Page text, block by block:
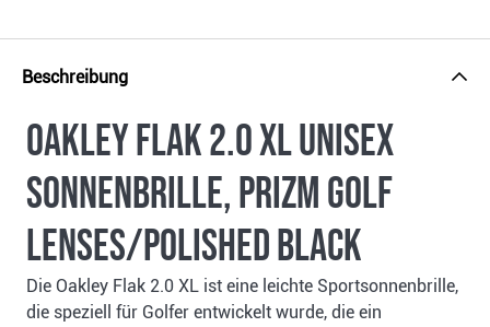
Beschreibung
Oakley Flak 2.0 XL Unisex
Sonnenbrille, Prizm Golf
Lenses/Polished Black
Die Oakley Flak 2.0 XL ist eine leichte Sportsonnenbrille,
die speziell für Golfer entwickelt wurde, die ein